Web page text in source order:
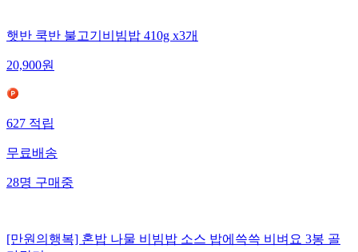
햇반 쿡반 불고기비빔밥 410g x3개
20,900원
627적립
무료배송
28명구매중
[만원의행복] 혼밥 나물 비빔밥 소스 밥에쓱쓱 비벼요 3봉 골